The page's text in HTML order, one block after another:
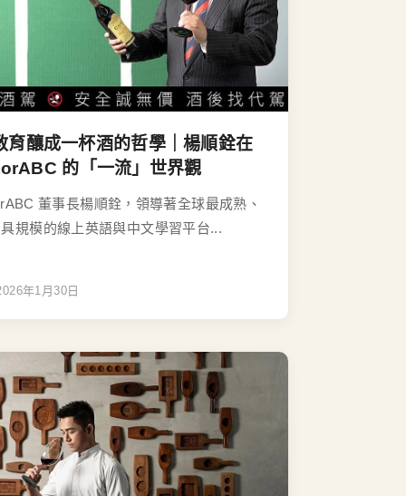
育釀成一杯酒的哲學｜楊順銓在
的「一流」世界觀
董事長楊順銓，領導著全球最成熟、
規模的線上英語與中文學習平台...
年1月30日